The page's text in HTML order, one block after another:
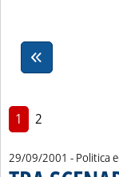
1 2
29/09/2001 - Politica